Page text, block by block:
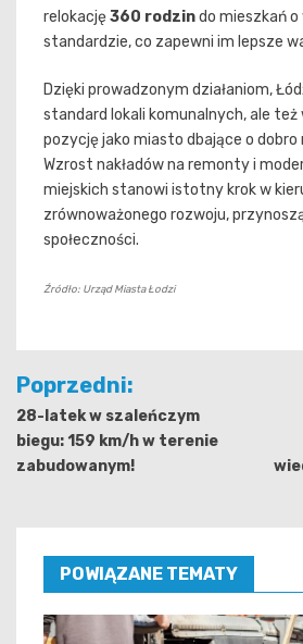
relokację360 rodzindo mieszkań
standardzie, co zapewni im lepsze
Dzięki prowadzonym działaniom,
standard lokali komunalnych, ale też
pozycję jako miasto dbające o dobro
Wzrost nakładów na remonty i
miejskich stanowi istotny krok w
zrównoważonego rozwoju,
społeczności.
Źródło: Urząd Miasta Łodzi
Nawigacja
wpisu
Poprzedni:
28-latek w szaleńczym
biegu: 159 km/h w terenie
zabudowanym!
POWIĄZANE TEMATY